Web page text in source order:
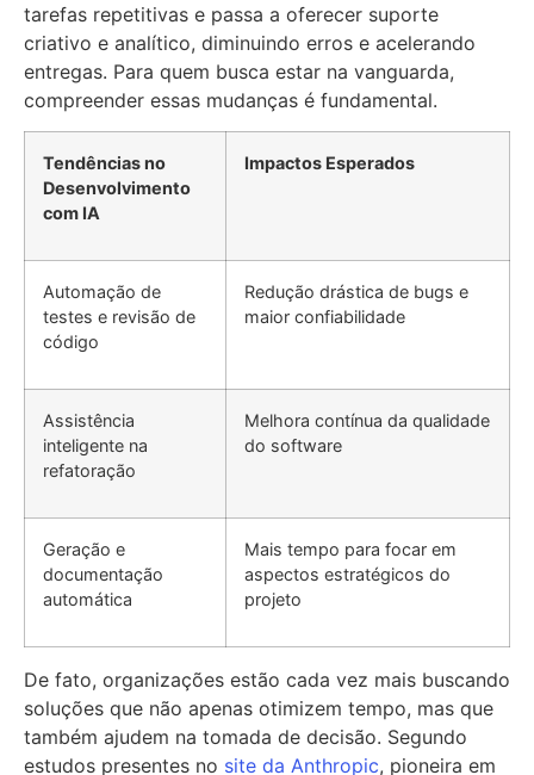
tarefas repetitivas e passa a oferecer suporte
criativo e analítico, diminuindo erros e acelerando
entregas. Para quem busca estar na vanguarda,
compreender essas mudanças é fundamental.
Tendências no
Desenvolvimento
com IA
Impactos Esperados
Automação de
testes e revisão de
código
Redução drástica de bugs e
maior confiabilidade
Assistência
inteligente na
refatoração
Melhora contínua da qualidade
do software
Geração e
documentação
automática
Mais tempo para focar em
aspectos estratégicos do
projeto
De fato, organizações estão cada vez mais buscando
soluções que não apenas otimizem tempo, mas que
também ajudem na tomada de decisão. Segundo
estudos presentes no site da Anthropic, pioneira em